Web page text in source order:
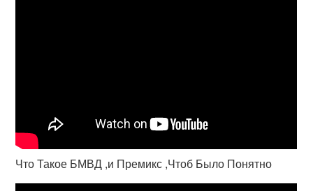
Что Такое БМВД ,и Премикс ,Чтоб Было Понятно